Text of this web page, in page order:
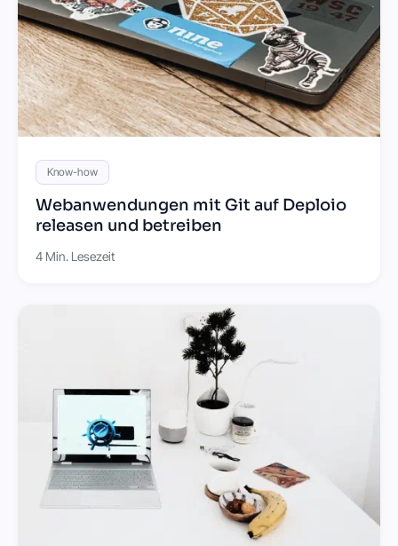
Know-how
Webanwendungen mit Git auf Deploio
releasen und betreiben
4 Min. Lesezeit